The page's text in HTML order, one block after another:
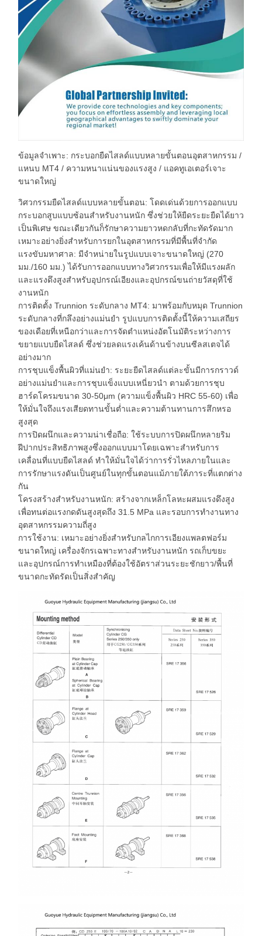
ข้อมูลจำเพาะ: กระบอกยืดไสลด์แบบหลายขั้นตอนอุตสาหกรรม /
แหนบ MT4 / ความหนาแน่นของแรงสูง / แอคทูเอเตอร์เจาะ
ขนาดใหญ่
วิศวกรรมยืดไสลด์แบบหลายขั้นตอน: โดดเด่นด้วยการออกแบบ
กระบอกสูบแบบซ้อนสำหรับงานหนัก ซึ่งช่วยให้ยืดระยะยืดได้ยาว
เป็นพิเศษ ขณะเดียวกันก็รักษาความยาวหดกลับที่กะทัดรัดมาก
เหมาะอย่างยิ่งสำหรับการยกในอุตสาหกรรมที่มีพื้นที่จำกัด
แรงขับมหาศาล: มีจำหน่ายในรูปแบบเจาะขนาดใหญ่ (270
มม./160 มม.) ได้รับการออกแบบทางวิศวกรรมเพื่อให้มีแรงผลัก
และแรงดึงสูงสำหรับอุปกรณ์เอียงและอุปกรณ์ขนถ่ายวัสดุที่ใช้
งานหนัก
การติดตั้ง Trunnion ระดับกลาง MT4: มาพร้อมกับหมุด Trunnion
ระดับกลางที่กลึงอย่างแม่นยำ รูปแบบการติดตั้งนี้ให้ความเสถียร
ของเดือยที่เหนือกว่าและการจัดตำแหน่งอัตโนมัติระหว่างการ
ขยายแบบยืดไสลด์ ซึ่งช่วยลดแรงเค้นด้านข้างบนซีลสเตจได้
อย่างมาก
การชุบแข็งพื้นผิวที่แม่นยำ: ระยะยืดไสลด์แต่ละขั้นมีการกราวด์
อย่างแม่นยำและการชุบแข็งแบบเหนี่ยวนำ ตามด้วยการชุบ
ฮาร์ดโครมขนาด 30-50μm (ความแข็งพื้นผิว HRC 55-60) เพื่อ
ให้มั่นใจถึงแรงเสียดทานขั้นต่ำและความต้านทานการสึกหรอ
สูงสุด
การปิดผนึกและความน่าเชื่อถือ: ใช้ระบบการปิดผนึกหลายริม
ฝีปากประสิทธิภาพสูงซึ่งออกแบบมาโดยเฉพาะสำหรับการ
เคลื่อนที่แบบยืดไสลด์ ทำให้มั่นใจได้ว่าการรั่วไหลภายในและ
การรักษาแรงดันเป็นศูนย์ในทุกขั้นตอนแม้ภายใต้ภาระที่แตกต่าง
กัน
โครงสร้างสำหรับงานหนัก: สร้างจากเหล็กโลหะผสมแรงดึงสูง
เพื่อทนต่อแรงกดดันสูงสุดถึง 31.5 MPa และรอบการทำงานทาง
อุตสาหกรรมความถี่สูง
การใช้งาน: เหมาะอย่างยิ่งสำหรับกลไกการเอียงแพลตฟอร์ม
ขนาดใหญ่ เครื่องจักรเฉพาะทางสำหรับงานหนัก รถเก็บขยะ
และอุปกรณ์การทำเหมืองที่ต้องใช้อัตราส่วนระยะชักยาว/พื้นที่
ขนาดกะทัดรัดเป็นสิ่งสำคัญ